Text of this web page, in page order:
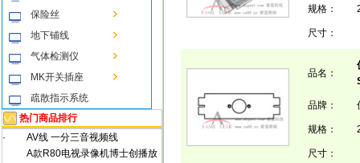
保险丝
地下铺线
气体检测仪
MK开关插座
疏散指示系统
热门商品排行
·
AV线 一分三音视频线
A款R80电视录像机博士创播放
规格：
尺寸：
品名：
品牌：
规格：
尺寸：